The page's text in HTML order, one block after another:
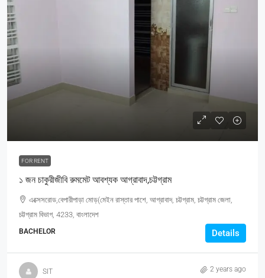
FOR RENT
১ জন চাকুরীজীবি রুমমেট আবশ্যক আগ্রাবাদ,চট্টগ্রাম
এক্সেসরোড,বেপারীপাড়া মোড়(মেইন রাস্তার পাশে, আগ্রাবাদ, চট্টগ্রাম, চট্টগ্রাম জেলা,
চট্টগ্রাম বিভাগ, 4233, বাংলাদেশ
BACHELOR Details
SIT 2 years ago